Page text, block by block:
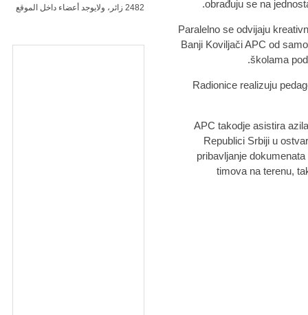
obrađuju se na
Paralelno se odvijaju
Banji Koviljači APC od
školama
Radionice realizuju
APC takodje asistira
Republici Srbiji u
pribavljanje
timova na terenu,
2482 زائر، ولايوجد أعضاء داخل الموقع